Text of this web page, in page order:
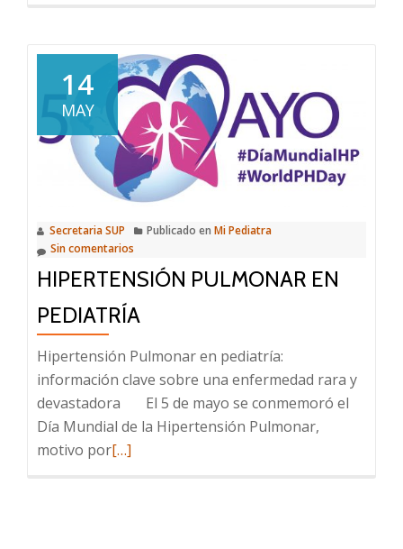
erróneos
del
asma:
una
oportunidad
mejorar
14
MAY
Secretaria SUP Publicado en Mi Pediatra
Sin comentarios
HIPERTENSIÓN PULMONAR EN
PEDIATRÍA
Hipertensión Pulmonar en pediatría:
información clave sobre una enfermedad rara y
devastadora El 5 de mayo se conmemoró el
Día Mundial de la Hipertensión Pulmonar,
motivo porLeer
[…]